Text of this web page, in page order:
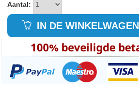
Aantal:
IN DE WINKELWAGEN